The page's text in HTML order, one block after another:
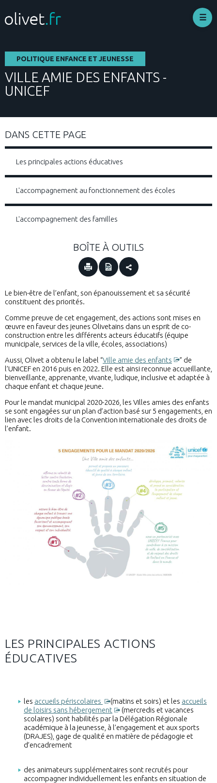
contenu
principal
POLITIQUE ENFANCE ET JEUNESSE
VILLE AMIE DES ENFANTS -
UNICEF
DANS CETTE PAGE
Les principales actions éducatives
L'accompagnement au fonctionnement des écoles
L'accompagnement des familles
BOÎTE À OUTILS
Le bien-être de l’enfant, son épanouissement et sa sécurité
constituent des priorités.
Comme preuve de cet engagement, des actions sont mises en
œuvre en faveur des jeunes Olivetains dans un esprit de co-
construction entre les différents acteurs éducatifs (équipe
municipale, services de la ville, écoles, associations)
Aussi, Olivet a obtenu le label “Ville amie des enfants
” de
l’UNICEF en 2016 puis en 2022. Elle est ainsi reconnue accueillante,
bienveillante, apprenante, vivante, ludique, inclusive et adaptée à
chaque enfant et chaque jeune.
Pour le mandat municipal 2020-2026, les Villes amies des enfants
se sont engagées sur un plan d’action basé sur 5 engagements, en
lien avec les droits de la Convention internationale des droits de
l’enfant.
LES PRINCIPALES ACTIONS
ÉDUCATIVES
les accueils périscolaires (matins et soirs) et les accueils
de loisirs sans hébergement
(mercredis et vacances
scolaires) sont habilités par la Délégation Régionale
académique à la jeunesse, à l’engagement et aux sports
(DRAJES), gage de qualité en matière de pédagogie et
d’encadrement
des animateurs supplémentaires sont recrutés pour
accompagner individuellement les enfants en situation de